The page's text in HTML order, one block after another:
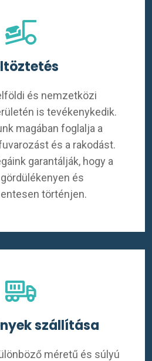
és nemzetközi
is tevékenykedik.
magában foglalja a
és a rakodást.
garantálják, hogy a
és
történjen.
szállítása
méretű és súlyú